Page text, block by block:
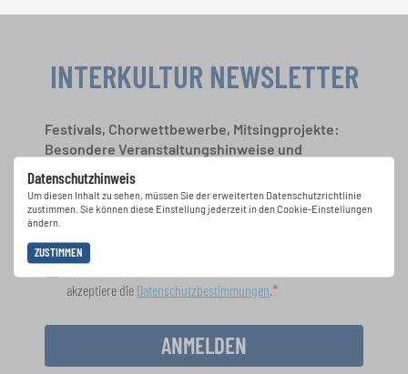
Datenschutzhinweis
Um diesen Inhalt zu sehen, müssen Sie der erweiterten Datenschutzrichtlinie
zustimmen. Sie können diese Einstellung jederzeit in den Cookie-Einstellungen
ändern.
ZUSTIMMEN
INTERKULTUR NEWSLETTER
Festivals, Chorwettbewerbe, Mitsingprojekte:
Besondere Veranstaltungshinweise und
Auftrittsmöglichkeiten bekommen Sie im
kostenlosen INTERKULTUR-Newsletter.
Ich bin mit dem Erhalt des Newsletters einverstanden und
akzeptiere die Datenschutzbestimmungen.
ANMELDEN